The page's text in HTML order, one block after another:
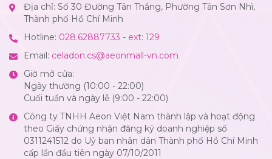
Địa chỉ: Số 30 Đường Tân Thắng, Phường Tân Sơn Nhì,
Thành phố Hồ Chí Minh
Hotline: 028.62887733 - ext: 129
Email: celadon.cs@aeonmall-vn.com
Giờ mở cửa:
Ngày thường (10:00 - 22:00)
Cuối tuần và ngày lễ (9:00 - 22:00)
Công ty TNHH Aeon Việt Nam thành lập và hoạt động
theo Giấy chứng nhận đăng ký doanh nghiệp số
0311241512 do Uỷ ban nhân dân Thành phố Hồ Chí Minh
cấp lần đầu tiên ngày 07/10/2011